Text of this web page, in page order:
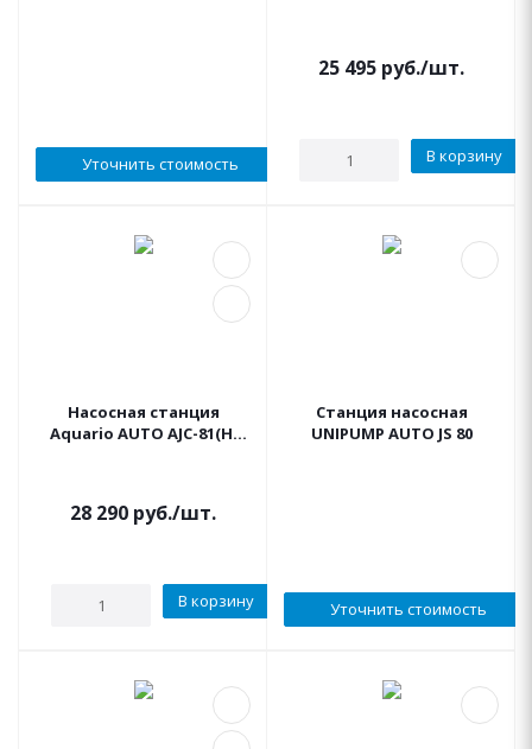
Уточнить стоимость
25 495 руб./шт.
В корзину
Насосная станция
Aquario AUTO AJC-81(H)
28 290 руб./шт.
В корзину
Станция насосная
UNIPUMP AUTO JS 80
Уточнить стоимость